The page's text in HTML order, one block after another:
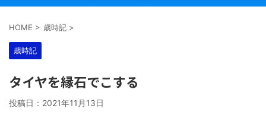
HOME > 歳時記 >
歳時記
タイヤを縁石でこする
投稿日： 2021年11月13日